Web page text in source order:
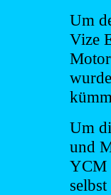
Um
Vize
Um
und
YCM